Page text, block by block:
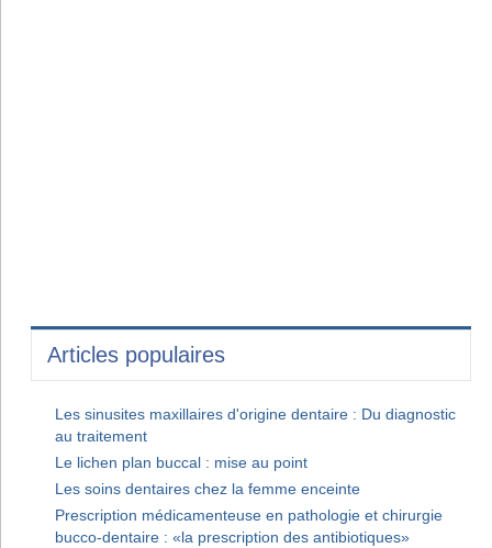
Articles populaires
Les sinusites maxillaires d'origine dentaire : Du diagnostic
au traitement
Le lichen plan buccal : mise au point
Les soins dentaires chez la femme enceinte
Prescription médicamenteuse en pathologie et chirurgie
bucco-dentaire : «la prescription des antibiotiques»